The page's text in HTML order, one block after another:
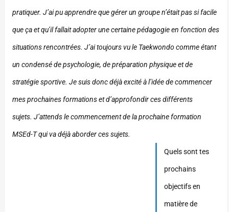
pratiquer. J’ai pu apprendre que gérer un groupe n’était pas si facile
que ça et qu’il fallait adopter une certaine pédagogie en fonction des
situations rencontrées. J’ai toujours vu le Taekwondo comme étant
un condensé de psychologie, de préparation physique et de
stratégie sportive. Je suis donc déjà excité à l’idée de commencer
mes prochaines formations et d’approfondir ces différents
sujets. J’attends le commencement de la prochaine formation
MSEd-T qui va déjà aborder ces sujets.
Quels sont tes
prochains
objectifs en
matière de